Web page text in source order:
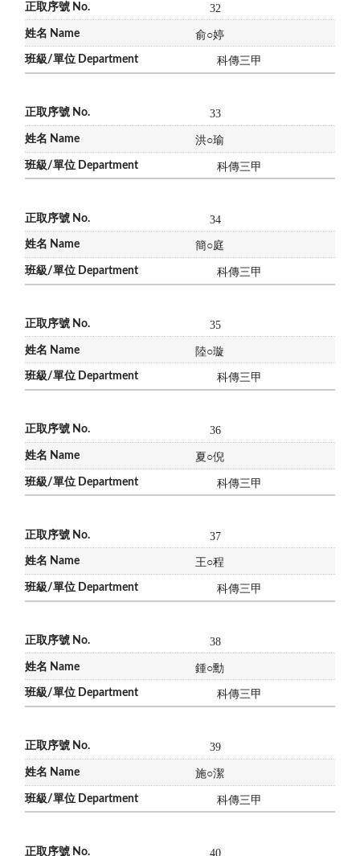
32
俞○婷
科傳三甲
33
洪○瑜
科傳三甲
34
簡○庭
科傳三甲
35
陸○璇
科傳三甲
36
夏○倪
科傳三甲
37
王○程
科傳三甲
38
鍾○勳
科傳三甲
39
施○潔
科傳三甲
40